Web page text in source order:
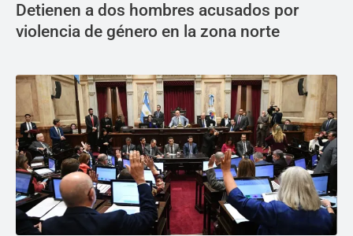
Detienen a dos hombres acusados por
violencia de género en la zona norte